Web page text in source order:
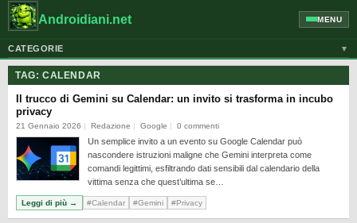
Androidiani.net MENU
CATEGORIE ▼
ALTRI DISPOSITIVI
CELLULARI
GOOGLE
GUIDE
HONOR
MOTOROLA
TAG: CALENDAR
Il trucco di Gemini su Calendar: un invito si trasforma in incubo
privacy
21 Gennaio 2026 Redazione Google 0 commenti
Un semplice invito a un evento su Google Calendar può
nascondere istruzioni maligne che Gemini interpreta come
comandi legittimi, esfiltrando dati sensibili dal calendario della
vittima senza che quest’ultima se…
Leggi di più → #Calendar #Gemini #Privacy